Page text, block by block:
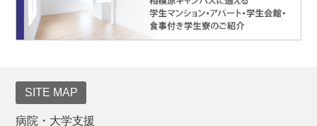
SITE MAP
病院・大学支援